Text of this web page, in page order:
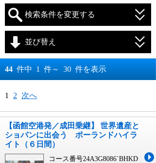
検索条件を変更する
月 日
並び替え
おすすめ順
料金が高い順
44 件中 1 件～ 30 件を表示
1 2 次へ
【函館空港発／成田乗継】 世界遺産と
ショパンに出会う ポーランドハイラ
イト（６日間）
コース番号24A3G8086`BHKD